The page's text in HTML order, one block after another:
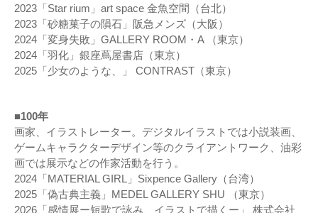
2023「Star rium」art space 金魚空間（台北）
2023「砂糖菓子の隕石」阪急メンズ（大阪）
2024「変身失敗」GALLERY ROOM・A （東京）
2024「羽化」銀座蔦屋書店（東京）
2025「少女のような、」 CONTRAST（東京）
■100年
画家、イラストレーター。デジタルイラストでは小説装画、
ゲームキャラクターデザイン等のクライアントワーク、油彩
画では展示などの作家活動を行う。
2024「MATERIAL GIRL」Sixpence Gallery（台湾）
2025「偽古典主義」MEDEL GALLERY SHU （東京）
2026「感情展ー短歌で詠み、イラストで描くー」 株式会社